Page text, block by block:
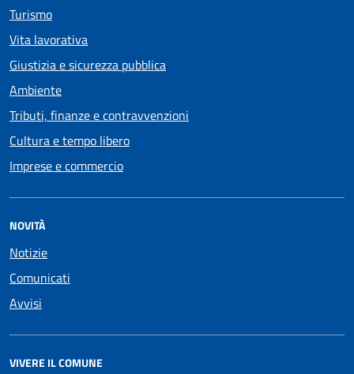
Turismo
Vita lavorativa
Giustizia e sicurezza pubblica
Ambiente
Tributi, finanze e contravvenzioni
Cultura e tempo libero
Imprese e commercio
NOVITÀ
Notizie
Comunicati
Avvisi
VIVERE IL COMUNE